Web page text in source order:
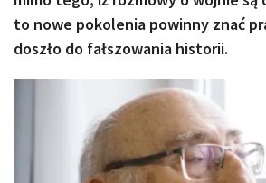
to nowe pokolenia powinny znać
doszło do fałszowania historii.